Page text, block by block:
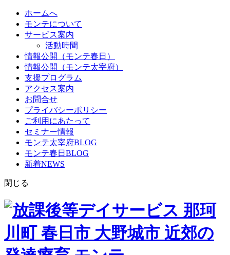
ホームへ
モンテについて
サービス案内
活動時間
情報公開（モンテ春日）
情報公開（モンテ太宰府）
支援プログラム
アクセス案内
お問合せ
プライバシーポリシー
ご利用にあたって
セミナー情報
モンテ太宰府BLOG
モンテ春日BLOG
新着NEWS
閉じる